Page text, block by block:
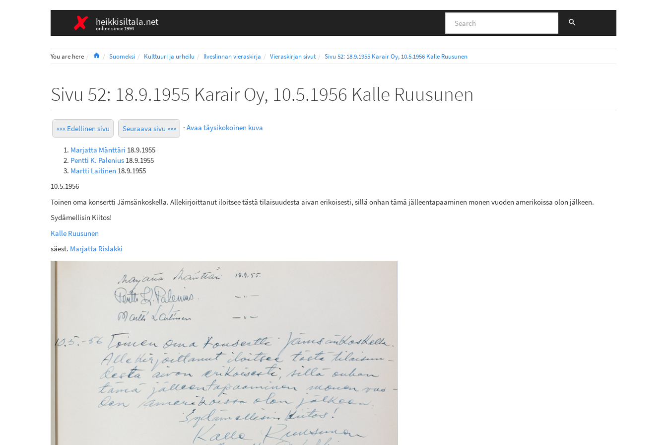
heikkisiltala.net
online since 1994
You are here HomeSuomeksi Kulttuuri ja urheilu Ilveslinnan vieraskirja Vieraskirjan sivut Sivu 52: 18.9.1955 Karair Oy, 10.5.1956 Kalle Ruusunen
Sivu 52: 18.9.1955 Karair Oy, 10.5.1956 Kalle Ruusunen
««« Edellinen sivu Seuraava sivu »»» · Avaa täysikokoinen kuva
Marjatta Mänttäri 18.9.1955
Pentti K. Palenius 18.9.1955
Martti Laitinen 18.9.1955
10.5.1956
Toinen oma konsertti Jämsänkoskella. Allekirjoittanut iloitsee tästä tilaisuudesta aivan erikoisesti, sillä onhan tämä jälleentapaaminen monen vuoden amerikoissa olon jälkeen.
Sydämellisin Kiitos!
Kalle Ruusunen
säest. Marjatta Rislakki